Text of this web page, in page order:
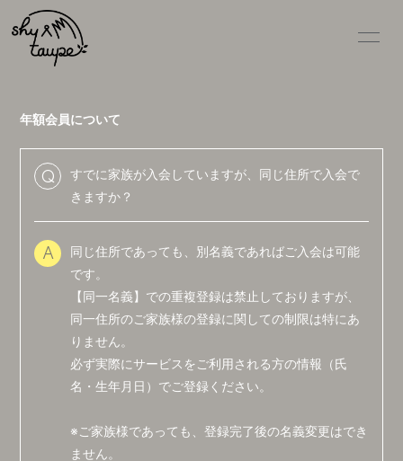
NEWS
SCHEDULE
DISCOGRAPHY
VIDEO
PROFILE
GOODS
年額会員について
Q
すでに家族が入会していますが、同じ住所で入会で
きますか？
A
同じ住所であっても、別名義であればご入会は可能
です。
【同一名義】での重複登録は禁止しておりますが、
同一住所のご家族様の登録に関しての制限は特にあ
りません。
必ず実際にサービスをご利用される方の情報（氏
名・生年月日）でご登録ください。
※ご家族様であっても、登録完了後の名義変更はでき
ません。